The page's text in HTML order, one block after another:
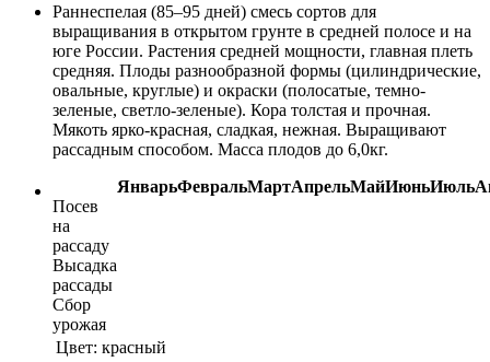
Раннеспелая (85–95 дней) смесь сортов для
выращивания в открытом грунте в средней полосе и на
юге России. Растения средней мощности, главная плеть
средняя. Плоды разнообразной формы (цилиндрические,
овальные, круглые) и окраски (полосатые, темно-
зеленые, светло-зеленые). Кора толстая и прочная.
Мякоть ярко-красная, сладкая, нежная. Выращивают
рассадным способом. Масса плодов до 6,0кг.
ЯнварьФевральМартАпрельМайИюньИюль
Посев
на
рассаду
Высадка
рассады
Сбор
урожая
Цвет: красный